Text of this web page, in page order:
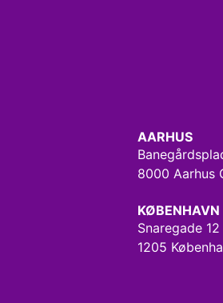
AARHUS
8000 Aarhus
KØBENHAVN
Snaregade 12
1205